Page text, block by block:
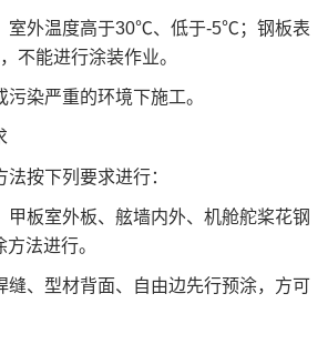
室外温度高于30℃、低于-5℃；钢板表
不能进行涂装作业。
染严重的环境下施工。
按下列要求进行：
甲板室外板、舷墙内外、机舱舵桨花钢
法进行。
缝、型材背面、自由边先行预涂，方可